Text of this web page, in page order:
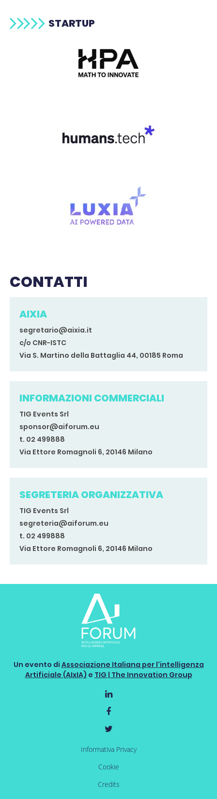
STARTUP
CONTATTI
AIXIA
segretario@aixia.it
c/o CNR-ISTC
Via S. Martino della Battaglia 44, 00185 Roma
INFORMAZIONI COMMERCIALI
TIG Events Srl
sponsor@aiforum.eu
t. 02 499888
Via Ettore Romagnoli 6, 20146 Milano
SEGRETERIA ORGANIZZATIVA
TIG Events Srl
segreteria@aiforum.eu
t. 02 499888
Via Ettore Romagnoli 6, 20146 Milano
Un evento di Associazione Italiana per l'intelligenza
Artificiale (AIxIA) e TIG | The Innovation Group
Informativa Privacy
Cookie
Credits